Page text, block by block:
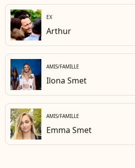
EX
Arthur
AMIS/FAMILLE
Ilona Smet
AMIS/FAMILLE
Emma Smet